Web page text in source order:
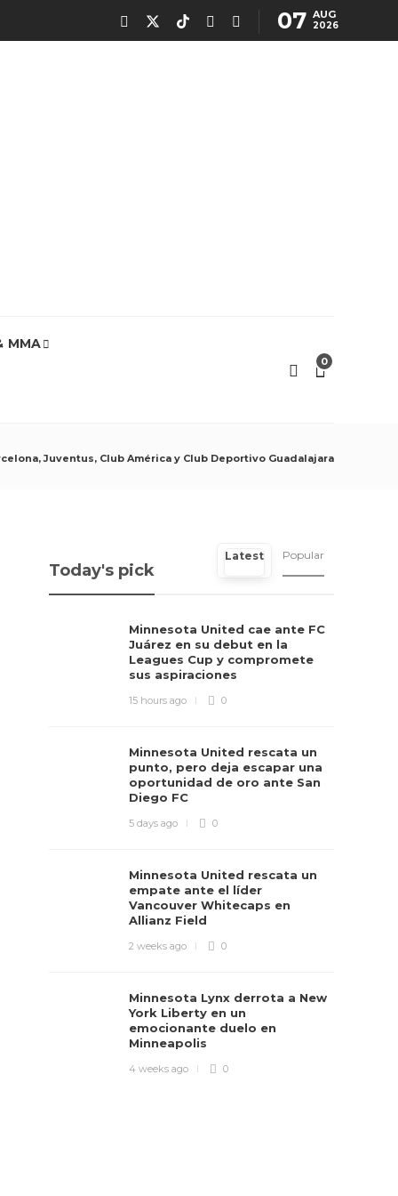
07 AUG
2026
MMA
0
Juventus, Club América y Club Deportivo Guadalajara
Today's pick
Latest Popular
Minnesota United cae ante FC
Juárez en su debut en la
Leagues Cup y compromete
sus aspiraciones
15 hours ago 0
Minnesota United rescata un
punto, pero deja escapar una
oportunidad de oro ante San
Diego FC
5 days ago 0
Minnesota United rescata un
empate ante el líder
Vancouver Whitecaps en
Allianz Field
2 weeks ago 0
Minnesota Lynx derrota a New
York Liberty en un
emocionante duelo en
Minneapolis
4 weeks ago 0